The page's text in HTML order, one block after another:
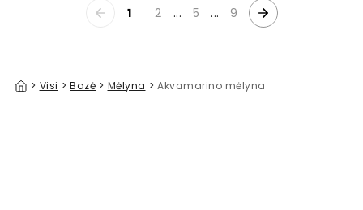
1 2 ... 5 ... 9
> Visi > Bazė > Mėlyna > Akvamarino mėlyna